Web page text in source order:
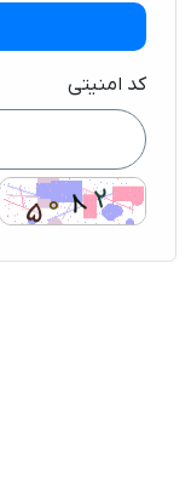
کد امنیتی